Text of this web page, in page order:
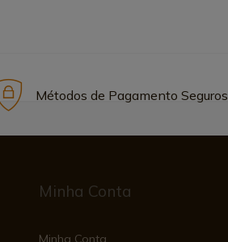
Métodos de Pagamento Seguros
Minha Conta
Minha Conta